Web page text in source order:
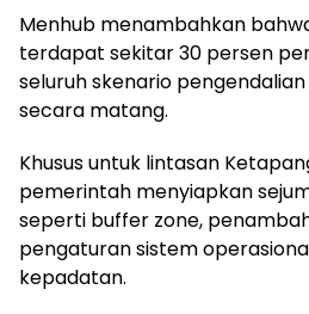
Menhub menambahkan
terdapat sekitar 30 persen
seluruh skenario
secara matang.
Khusus untuk lintasan
pemerintah menyiapkan
seperti buffer zone,
pengaturan sistem
kepadatan.